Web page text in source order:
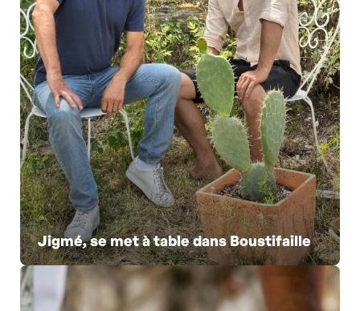
Jigmé, se met à table dans Boustifaille